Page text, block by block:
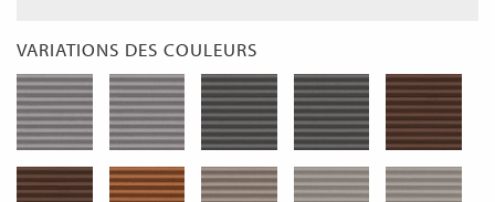
VARIATIONS DES COULEURS